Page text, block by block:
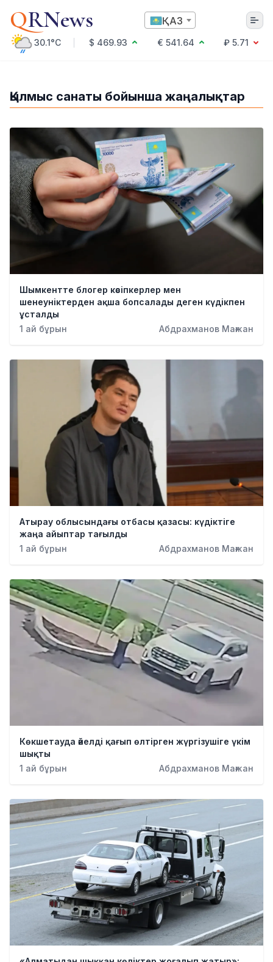
QRNews ҚАЗ
30.1°C $ 469.93 € 541.64
₽ 5.71
Саясат
Технология
Экономика
Әлемде
Қоғам
Білім және Ғылым
Оқиға
Спорт
Денсаулық
Қылмыс санаты бойынша жаңалықтар
Шымкентте блогер кәсіпкерлер мен
шенеуніктерден ақша бопсалады деген күдікпен
ұсталды
1 ай бұрын
Абдрахманов Мағжан
Атырау облысындағы отбасы қазасы: күдіктіге
жаңа айыптар тағылды
1 ай бұрын
Абдрахманов Мағжан
Көкшетауда әйелді қағып өлтірген жүргізушіге үкім
шықты
1 ай бұрын
Абдрахманов Мағжан